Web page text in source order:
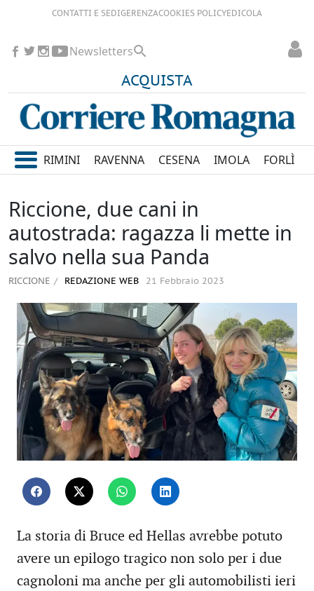
CONTATTI E SEDIGERENZACOOKIES POLICYEDICOLA
ACQUISTA
Newsletters
RIMINI RAVENNA CESENA IMOLA FORLÌ
Riccione, due cani in
autostrada: ragazza li mette in
salvo nella sua Panda
RICCIONE REDAZIONE WEB 21 Febbraio 2023
La storia di Bruce ed Hellas avrebbe potuto
avere un epilogo tragico non solo per i due
cagnoloni ma anche per gli automobilisti ieri